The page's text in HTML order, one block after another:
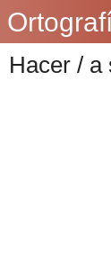
Hacer / a